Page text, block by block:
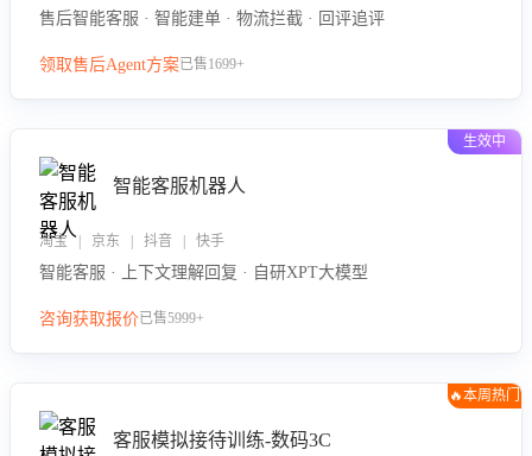
售后智能客服 · 智能建单 · 物流拦截 · 回评追评
领取售后Agent方案已售1699+
生效中
智能客服机器人
淘宝 | 京东 | 抖音 | 快手
智能客服 · 上下文理解回复 · 自研XPT大模型
咨询获取报价已售5999+
🔥本周热门
客服模拟接待训练-数码3C